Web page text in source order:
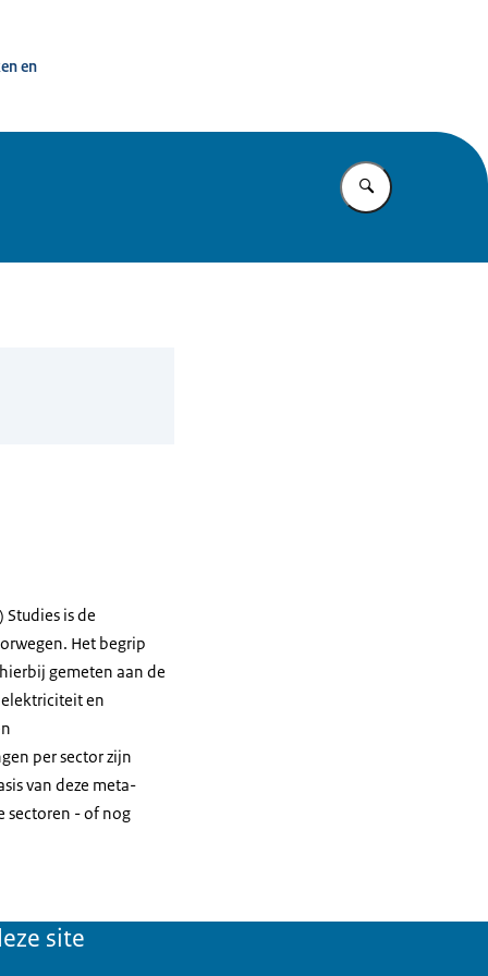
en
Vul in wat u
is de
Het begrip
gemeten aan de
en
per sector zijn
van deze meta-
sectoren - of nog
site